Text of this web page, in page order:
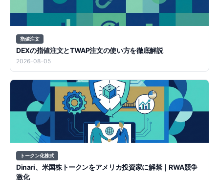
指値注文
DEXの指値注文とTWAP注文の使い方を徹底解説
2026-08-05
トークン化株式
Dinari、米国株トークンをアメリカ投資家に解禁｜RWA競争
激化